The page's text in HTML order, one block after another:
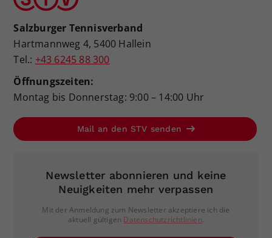
Salzburger Tennisverband
Hartmannweg 4, 5400 Hallein
Tel.: +43 6245 88 300
Öffnungszeiten:
Montag bis Donnerstag: 9:00 – 14:00 Uhr
Mail an den STV senden
Newsletter abonnieren und keine
Neuigkeiten mehr verpassen
Mit der Anmeldung zum Newsletter akzeptiere ich die
aktuell gültigen Datenschutzrichtlinien.